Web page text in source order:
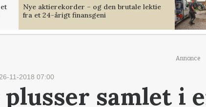
Nye aktierekorder – og den brutale lektie
fra et 24-årigt finansgeni
Annonce
26-11-2018 07:00
samlet i